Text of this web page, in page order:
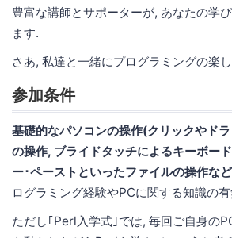
豊富な講師とサポーターが, あなたの学
ます.
さあ, 私達と一緒にプログラミングの楽
参加条件
基礎的なパソコンの操作(クリックやド
の操作, ブライドタッチによるキーボー
ー･ペーストといったファイルの操作な
ログラミング経験やPCに関する知識の
ただし｢Perl入学式｣では, 毎回ご自身の